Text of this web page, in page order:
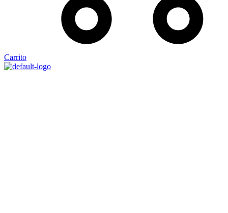
Carrito